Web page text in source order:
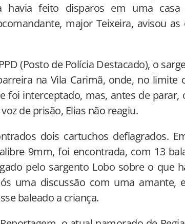
havia feito disparos em uma casa
major Teixeira, avisou as
(Posto de Polícia Destacado), o
na Vila Carimã, onde, no limite
foi interceptado, mas, antes de
de prisão, Elias não reagiu.
dois cartuchos deflagrados.
9mm, foi encontrada, com 13
pelo sargento Lobo sobre o que
uma discussão com uma amante,
baleado a criança.